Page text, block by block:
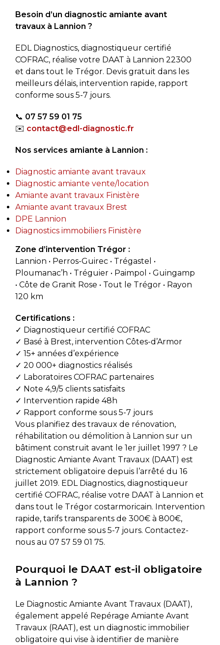
recommande sans hésiter.
Besoin d’un diagnostic amiante avant
travaux à Lannion ?
EDL Diagnostics, diagnostiqueur certifié
COFRAC, réalise votre DAAT à Lannion 22300
et dans tout le Trégor. Devis gratuit dans les
meilleurs délais, intervention rapide, rapport
conforme sous 5-7 jours.
📞 07 57 59 01 75
✉️ contact@edl-diagnostic.fr
Nos services amiante à Lannion :
Diagnostic amiante avant travaux
Diagnostic amiante vente/location
Amiante avant travaux Finistère
Amiante avant travaux Brest
DPE Lannion
Diagnostics immobiliers Finistère
Zone d’intervention Trégor :
Lannion • Perros-Guirec • Trégastel •
Ploumanac’h • Tréguier • Paimpol • Guingamp
• Côte de Granit Rose • Tout le Trégor • Rayon
120 km
Certifications :
✓ Diagnostiqueur certifié COFRAC
✓ Basé à Brest, intervention Côtes-d’Armor
✓ 15+ années d’expérience
✓ 20 000+ diagnostics réalisés
✓ Laboratoires COFRAC partenaires
✓ Note 4,9/5 clients satisfaits
✓ Intervention rapide 48h
✓ Rapport conforme sous 5-7 jours
Vous planifiez des travaux de rénovation,
réhabilitation ou démolition à Lannion sur un
bâtiment construit avant le 1er juillet 1997 ? Le
Diagnostic Amiante Avant Travaux (DAAT) est
strictement obligatoire depuis l’arrêté du 16
juillet 2019. EDL Diagnostics, diagnostiqueur
certifié COFRAC, réalise votre DAAT à Lannion et
dans tout le Trégor costarmoricain. Intervention
rapide, tarifs transparents de 300€ à 800€,
rapport conforme sous 5-7 jours. Contactez-
nous au 07 57 59 01 75.
Pourquoi le DAAT est-il obligatoire
à Lannion ?
Le Diagnostic Amiante Avant Travaux (DAAT),
également appelé Repérage Amiante Avant
Travaux (RAAT), est un diagnostic immobilier
obligatoire qui vise à identifier de manière